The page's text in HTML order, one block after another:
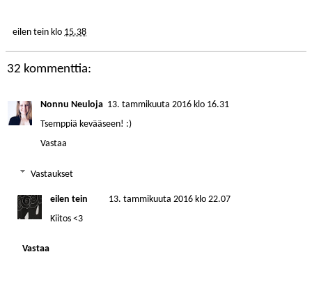
eilen tein klo 15.38
32 kommenttia:
Nonnu Neuloja 13. tammikuuta 2016 klo 16.31
Tsemppiä kevääseen! :)
Vastaa
Vastaukset
eilen tein
13. tammikuuta 2016 klo 22.07
Kiitos <3
Vastaa